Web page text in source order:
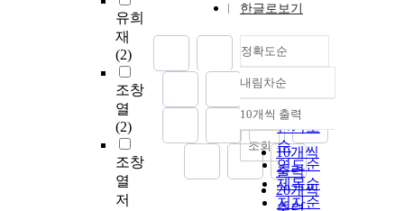
유희
재
(2)
조창
열
(2)
조창
열
저
한글로보기
정확도순
정확도
순
인기도
순
연도순
제목순
저자순
내림차순
내림차순
10개씩 출력
10개씩
출력
20개씩
조회